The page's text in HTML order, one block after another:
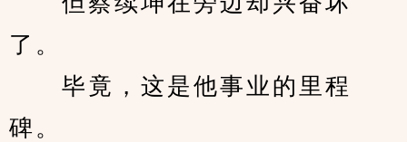
了。
毕竟，这是他事业的里程
碑。